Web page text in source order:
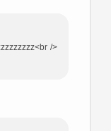
/>